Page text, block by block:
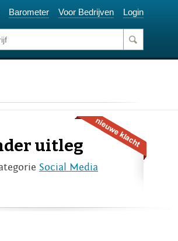
Barometer Voor Bedrijven Login
uitleg
Social Media